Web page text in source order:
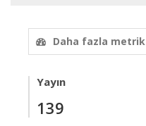
Daha fazla metrik
Yayın
139